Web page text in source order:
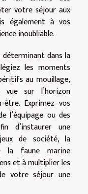
votre séjour aux
également à vos
inoubliable.
dans la
les moments
au mouillage,
sur l’horizon
Exprimez vos
l’équipage ou des
d’instaurer une
de société, la
la faune marine
et à multiplier les
votre séjour une